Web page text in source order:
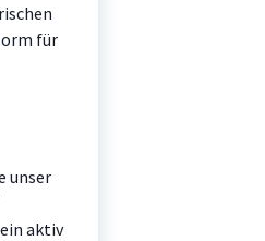
für
unser
aktiv